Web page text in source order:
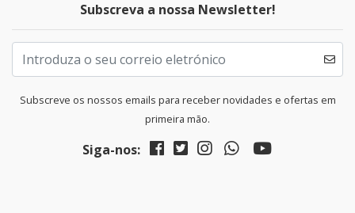
Subscreva a nossa Newsletter!
Subscreve os nossos emails para receber novidades e ofertas em
primeira mão.
Siga-nos: